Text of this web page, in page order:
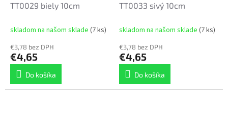
TT0029 biely 10cm
skladom na našom sklade (7 ks)
€3,78 bez DPH
€4,65
Do košíka
TT0033 sivý 10cm
skladom na našom sklade (7 ks)
€3,78 bez DPH
€4,65
Do košíka